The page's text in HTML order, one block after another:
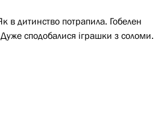
в дитинство потрапила. Гобелен
сподобалися іграшки з соломи.